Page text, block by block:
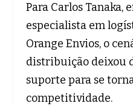
Para Carlos Tanaka,
especialista em
Orange Envios, o
distribuição deixou
suporte para se
competitividade.